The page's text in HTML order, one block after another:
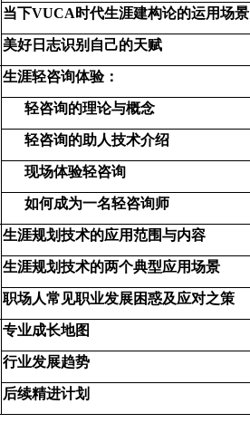
当下VUCA时代生涯建构论的运用场景
美好日志识别自己的天赋
生涯轻咨询体验：
轻咨询的理论与概念
轻咨询的助人技术介绍
现场体验轻咨询
如何成为一名轻咨询师
生涯规划技术的应用范围与内容
生涯规划技术的两个典型应用场景
职场人常见职业发展困惑及应对之策
专业成长地图
行业发展趋势
后续精进计划